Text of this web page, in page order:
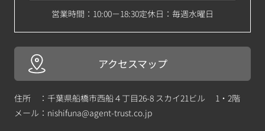
営業時間：10:00－18:30定休日：毎週水曜日
アクセスマップ
住所 ：千葉県船橋市西船４丁目26-8 スカイ21ビル 1・2階
メール： nishifuna@agent-trust.co.jp